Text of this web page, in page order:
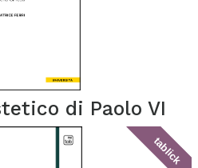
di Paolo VI
tablick